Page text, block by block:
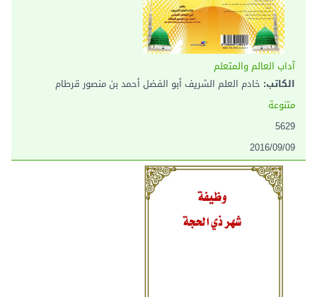
آداب العالم والمتعلم
الكاتب: خادم العلم الشريف أبو الفضل أحمد بن منصور قرطام
متنوعة
5629
2016/09/09